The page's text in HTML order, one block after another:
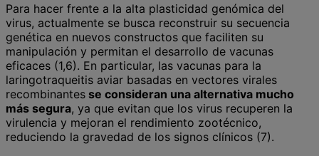
Para hacer frente a la alta plasticidad genómica del
virus, actualmente se busca reconstruir su secuencia
genética en nuevos constructos que faciliten su
manipulación y permitan el desarrollo de vacunas
eficaces (1,6). En particular, las vacunas para la
laringotraqueitis aviar basadas en vectores virales
recombinantes se consideran una alternativa mucho
más segura, ya que evitan que los virus recuperen la
virulencia y mejoran el rendimiento zootécnico,
reduciendo la gravedad de los signos clínicos (7).